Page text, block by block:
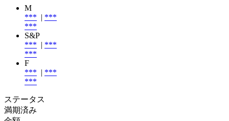
M
*** | ***
***
S&P
*** | ***
***
F
*** | ***
***
ステータス
満期済み